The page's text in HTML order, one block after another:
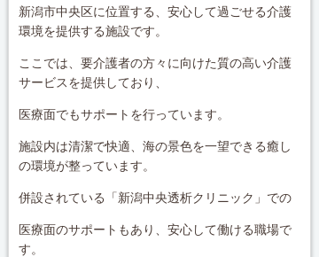
新潟市中央区に位置する、安心して過ごせる介護
環境を提供する施設です。
ここでは、要介護者の方々に向けた質の高い介護
サービスを提供しており、
医療面でもサポートを行っています。
施設内は清潔で快適、海の景色を一望できる癒し
の環境が整っています。
併設されている「新潟中央透析クリニック」での
医療面のサポートもあり、安心して働ける職場で
す。